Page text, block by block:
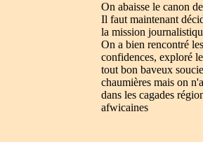
On abaisse le canon
Il faut maintenant
la mission
On a bien rencontré
confidences, exploré
tout bon baveux
chaumières mais on
dans les cagades
afwicaines